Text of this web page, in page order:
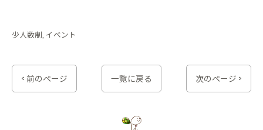
少人数制 イベント
< 前のページ 一覧に戻る 次のページ >